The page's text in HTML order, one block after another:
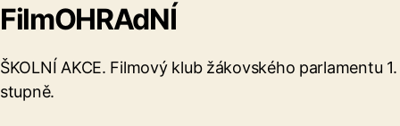
FilmOHRAdNÍ
ŠKOLNÍ AKCE. Filmový klub žákovského parlamentu 1.
stupně.